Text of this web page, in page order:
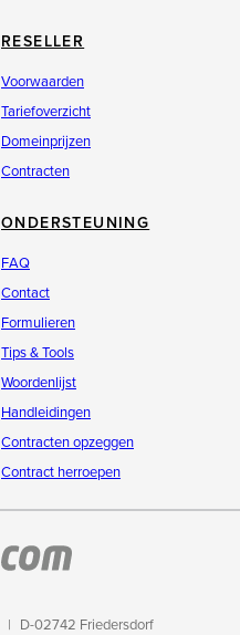
RESELLER
Voorwaarden
Tariefoverzicht
Domeinprijzen
Contracten
ONDERSTEUNING
FAQ
Contact
Formulieren
Tips & Tools
Woordenlijst
Handleidingen
Contracten opzeggen
Contract herroepen
D-02742 Friedersdorf